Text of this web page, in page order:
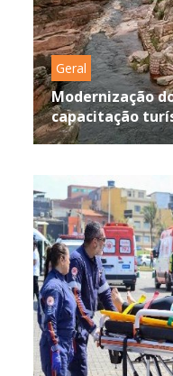
Geral
Modernização
capacitação